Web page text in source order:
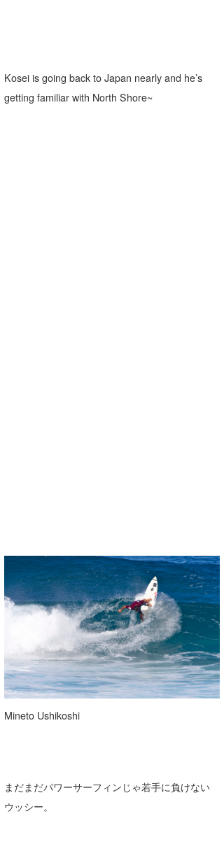
Kosei is going back to Japan nearly and he’s
getting familiar with North Shore~
Mineto Ushikoshi
まだまだパワーサーフィンじゃ若手に負けない
ウッシー。